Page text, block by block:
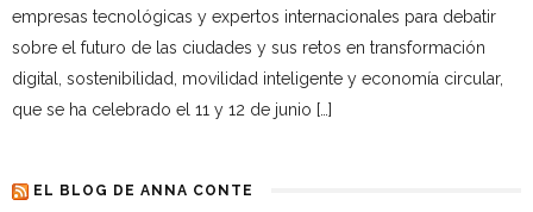
empresas tecnológicas y expertos internacionales para debatir
sobre el futuro de las ciudades y sus retos en transformación
digital, sostenibilidad, movilidad inteligente y economía circular,
que se ha celebrado el 11 y 12 de junio […]
EL BLOG DE ANNA CONTE